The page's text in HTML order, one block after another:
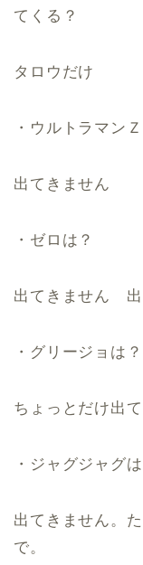
てくる？
タロウだけ
・ウルトラマン
出てきません
・ゼロは？
出てきません 出
・グリージョは？
ちょっとだけ出て
・ジャグジャグは
出てきません。
で。